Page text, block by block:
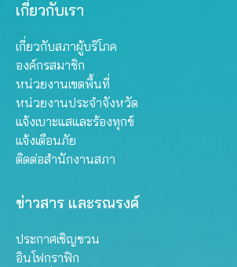
เกี่ยวกับเรา
เกี่ยวกับสภาผู้บริโภค
องค์กรสมาชิก
หน่วยงานเขตพื้นที่
หน่วยงานประจำจังหวัด
แจ้งเบาะแสและร้องทุกข์
แจ้งเตือนภัย
ติดต่อสำนักงานสภา
ข่าวสาร และรณรงค์
ประกาศเชิญชวน
อินโฟกราฟิก